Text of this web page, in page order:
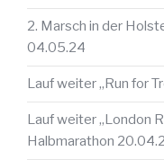
2. Marsch in der
04.05.24
Lauf weiter „Run for
Lauf weiter „London
Halbmarathon